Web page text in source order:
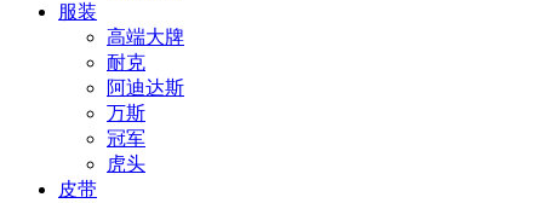
服装
高端大牌
耐克
阿迪达斯
万斯
冠军
虎头
皮带